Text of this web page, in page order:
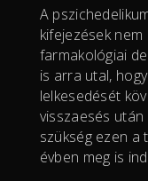
A
kifejezések
farmakológiai
is arra utal,
lelkesedését
visszaesés
szükség ezen a
évben meg is